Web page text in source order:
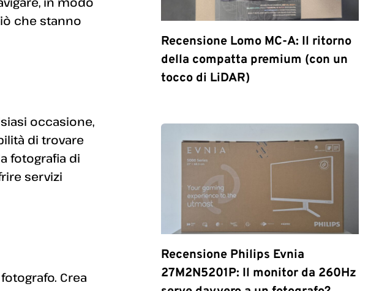
che stanno
occasione,
di trovare
fotografia di
servizi
Crea
Recensione Lomo MC-A: Il ritorno
della compatta premium (con un
tocco di LiDAR)
Recensione Philips Evnia
27M2N5201P: Il monitor da 260Hz